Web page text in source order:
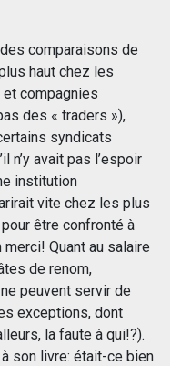
comparaisons de
haut chez les
compagnies
des « traders »),
syndicats
n’y avait pas l’espoir
institution
vite chez les plus
être confronté à
Quant au salaire
de renom,
peuvent servir de
exceptions, dont
la faute à qui!?).
son livre: était-ce bien